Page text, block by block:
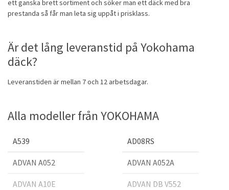
ett ganska brett sortiment och söker man ett däck med bra
prestanda så får man leta sig uppåt i prisklass.
Är det lång leveranstid på Yokohama
däck?
Leveranstiden är mellan 7 och 12 arbetsdagar.
Alla modeller från YOKOHAMA
A539 AD08RS
ADVAN A052 ADVAN A052A
ADVAN A10E ADVAN DB V552